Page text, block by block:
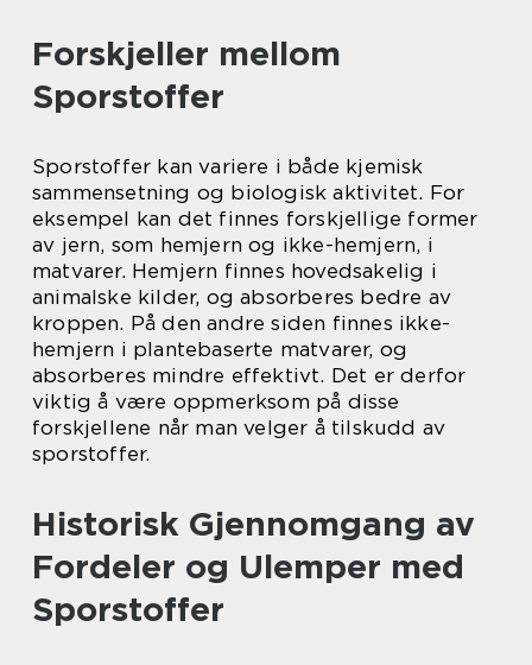
Forskjeller mellom
Sporstoffer
Sporstoffer kan variere i både kjemisk
sammensetning og biologisk aktivitet. For
eksempel kan det finnes forskjellige former
av jern, som hemjern og ikke-hemjern, i
matvarer. Hemjern finnes hovedsakelig i
animalske kilder, og absorberes bedre av
kroppen. På den andre siden finnes ikke-
hemjern i plantebaserte matvarer, og
absorberes mindre effektivt. Det er derfor
viktig å være oppmerksom på disse
forskjellene når man velger å tilskudd av
sporstoffer.
Historisk Gjennomgang av
Fordeler og Ulemper med
Sporstoffer